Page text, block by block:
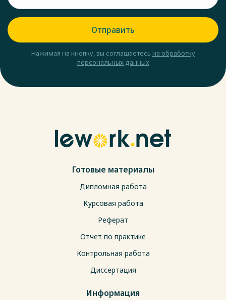
Отправить
Нажимая на кнопку, вы соглашаетесь на обработку
персональных данных
Готовые материалы
Дипломная работа
Курсовая работа
Реферат
Отчет по практике
Контрольная работа
Диссертация
Информация